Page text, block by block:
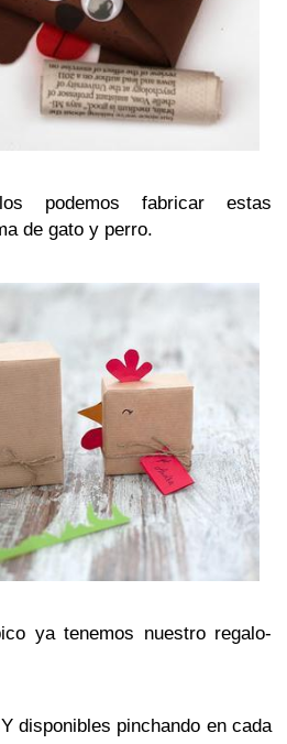
podemos fabricar estas
de gato y perro.
ya tenemos nuestro regalo-
disponibles pinchando en cada